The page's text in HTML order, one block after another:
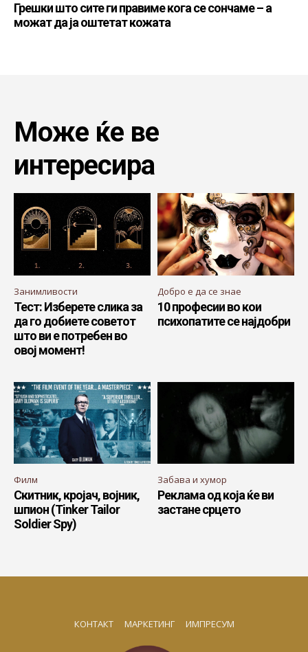
Грешки што сите ги правиме кога се сончаме – а
можат да ја оштетат кожата
Може ќе ве
интересира
Занимливости
Тест: Изберете слика за
да го добиете советот
што ви е потребен во
овој момент!
Добро е да се знае
10 професии во кои
психопатите се најдобри
Филм
Скитник, кројач, војник,
шпион (Tinker Tailor
Soldier Spy)
Забава и хумор
Реклама од која ќе ви
застане срцето
КОНТАКТ МАРКЕТИНГ ИМПРЕСУМ